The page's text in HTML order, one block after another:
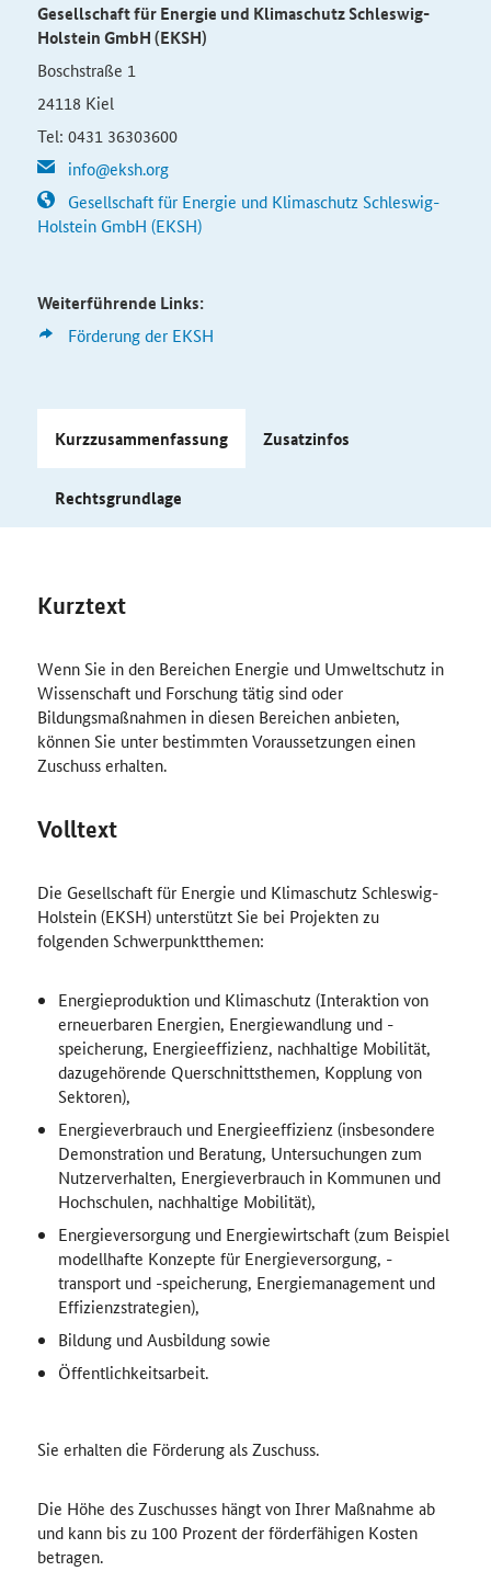
Gesellschaft für Energie und Klimaschutz Schleswig-
Holstein GmbH (EKSH)
Boschstraße 1
24118 Kiel
Tel: 0431 36303600
info@eksh.org
Gesellschaft für Energie und Klimaschutz Schleswig-
Holstein GmbH (EKSH)
Weiterführende Links:
Förderung der EKSH
Kurzzusammenfassung Zusatzinfos
Rechtsgrundlage
Kurztext
Wenn Sie in den Bereichen Energie und Umweltschutz in
Wissenschaft und Forschung tätig sind oder
Bildungsmaßnahmen in diesen Bereichen anbieten,
können Sie unter bestimmten Voraussetzungen einen
Zuschuss erhalten.
Volltext
Die Gesellschaft für Energie und Klimaschutz Schleswig-
Holstein (EKSH) unterstützt Sie bei Projekten zu
folgenden Schwerpunktthemen:
Energieproduktion und Klimaschutz (Interaktion von
erneuerbaren Energien, Energiewandlung und -
speicherung, Energieeffizienz, nachhaltige Mobilität,
dazugehörende Querschnittsthemen, Kopplung von
Sektoren),
Energieverbrauch und Energieeffizienz (insbesondere
Demonstration und Beratung, Untersuchungen zum
Nutzerverhalten, Energieverbrauch in Kommunen und
Hochschulen, nachhaltige Mobilität),
Energieversorgung und Energiewirtschaft (zum Beispiel
modellhafte Konzepte für Energieversorgung, -
transport und -speicherung, Energiemanagement und
Effizienzstrategien),
Bildung und Ausbildung sowie
Öffentlichkeitsarbeit.
Sie erhalten die Förderung als Zuschuss.
Die Höhe des Zuschusses hängt von Ihrer Maßnahme ab
und kann bis zu 100 Prozent der förderfähigen Kosten
betragen.